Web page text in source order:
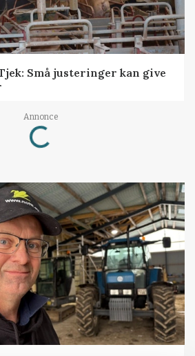
Små justeringer kan give
Annonce
Loading...